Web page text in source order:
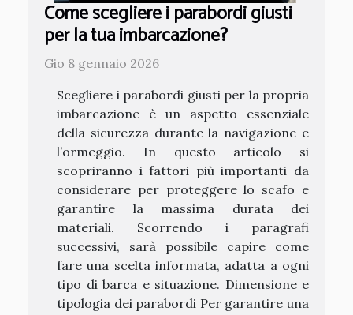
Come scegliere i parabordi giusti
per la tua imbarcazione?
Gio 8 gennaio 2026
Scegliere i parabordi giusti per la propria
imbarcazione è un aspetto essenziale
della sicurezza durante la navigazione e
l’ormeggio. In questo articolo si
scopriranno i fattori più importanti da
considerare per proteggere lo scafo e
garantire la massima durata dei
materiali. Scorrendo i paragrafi
successivi, sarà possibile capire come
fare una scelta informata, adatta a ogni
tipo di barca e situazione. Dimensione e
tipologia dei parabordi Per garantire una